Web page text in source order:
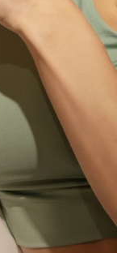
我的订阅
送达日期 8/13/26
送达日期 8/12/26
8/12/26
送达日期 8/15/26
送达日期